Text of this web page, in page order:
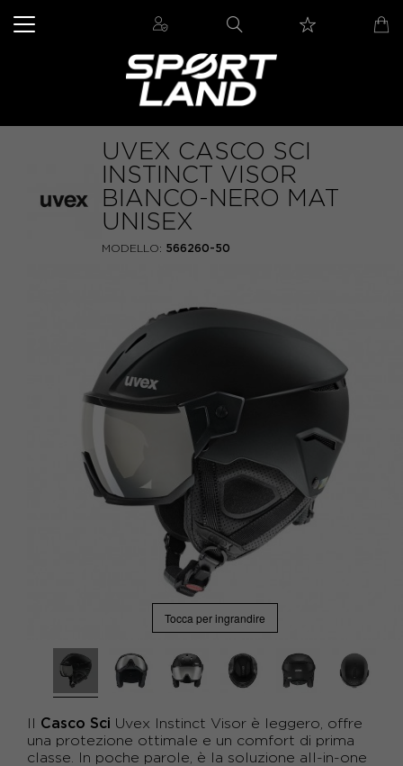
UVEX CASCO SCI
INSTINCT VISOR
BIANCO-NERO MAT
UNISEX
MODELLO: 566260-50
Tocca per ingrandire
Il Casco Sci Uvex Instinct Visor è leggero, offre
una protezione ottimale e un comfort di prima
classe. In poche parole, è la soluzione all-in-one